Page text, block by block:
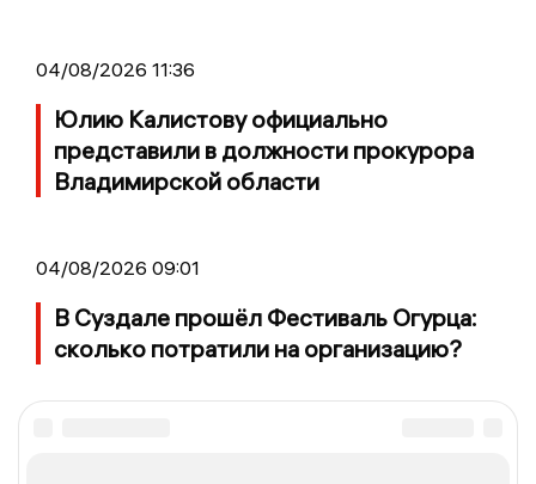
04/08/2026 11:36
Юлию Калистову официально
представили в должности прокурора
Владимирской области
04/08/2026 09:01
В Суздале прошёл Фестиваль Огурца:
сколько потратили на организацию?